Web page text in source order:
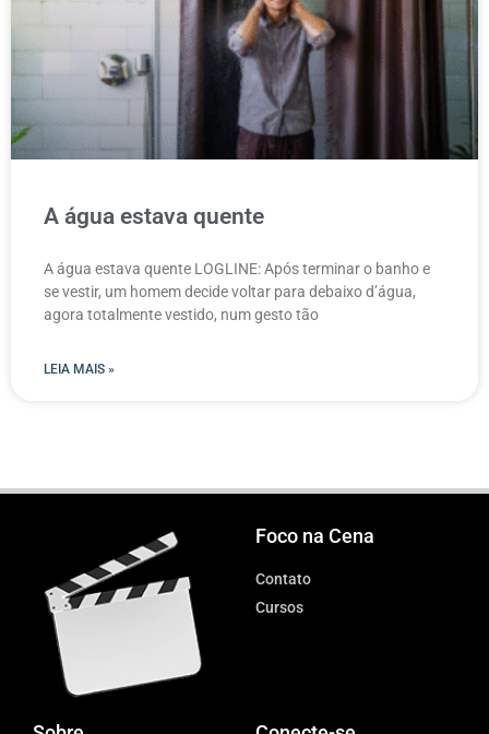
A água estava quente
A água estava quente LOGLINE: Após terminar o banho e
se vestir, um homem decide voltar para debaixo d’água,
agora totalmente vestido, num gesto tão
LEIA MAIS »
Foco na Cena
Contato
Cursos